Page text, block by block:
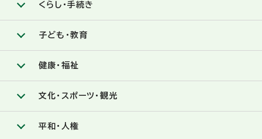
くらし・手続き
子ども・教育
健康・福祉
文化・スポーツ・観光
平和・人権